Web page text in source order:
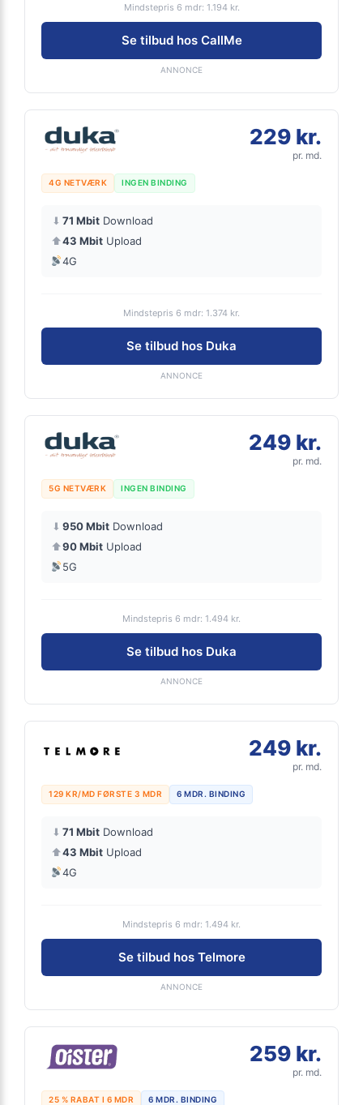
Mindstepris 6 mdr: 1.194 kr.
Se tilbud hos CallMe
ANNONCE
229 kr.
pr. md.
4G NETVÆRK INGEN BINDING
⬇ 71 Mbit Download
⬆43 Mbit Upload
4G
Mindstepris 6 mdr: 1.374 kr.
Se tilbud hos Duka
ANNONCE
249 kr.
pr. md.
5G NETVÆRK INGEN BINDING
⬇ 950 Mbit Download
⬆90 Mbit Upload
5G
Mindstepris 6 mdr: 1.494 kr.
Se tilbud hos Duka
ANNONCE
249 kr.
pr. md.
129 KR/MD FØRSTE 3 MDR 6 MDR. BINDING
⬇ 71 Mbit Download
⬆43 Mbit Upload
4G
Mindstepris 6 mdr: 1.494 kr.
Se tilbud hos Telmore
ANNONCE
259 kr.
pr. md.
25 % RABAT I 6 MDR 6 MDR. BINDING